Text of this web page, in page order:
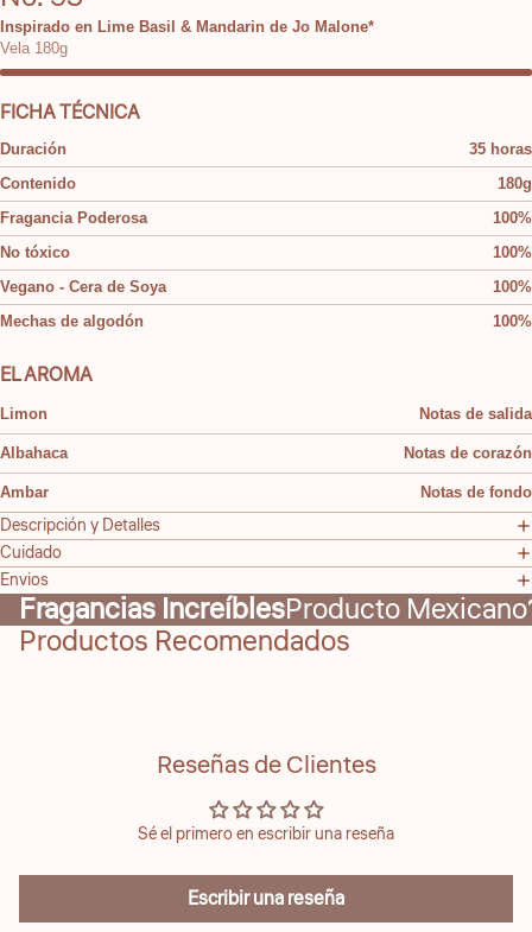
Inspirado en Lime Basil & Mandarin de Jo Malone*
Vela 180g
FICHA TÉCNICA
Duración
35 horas
Contenido
180g
Fragancia Poderosa
100%
No tóxico
100%
Vegano - Cera de Soya
100%
Mechas de algodón
100%
EL AROMA
Limon Notas de salida
Albahaca Notas de corazón
Ambar Notas de fondo
Descripción y Detalles
Cuidado
Envios
Fragancias IncreíblesProducto Mexicano
Productos Recomendados
Reseñas de Clientes
Sé el primero en escribir una reseña
Escribir una reseña